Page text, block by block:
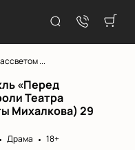
...
«Перед
Театра
Михалкова) 29
Драма
18+